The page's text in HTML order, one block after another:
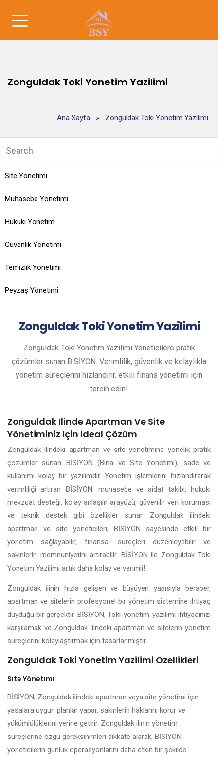
Zonguldak Toki Yonetim Yazilimi
Ana Sayfa » Zonguldak Toki Yonetim Yazilimi
Site Yönetimi
Muhasebe Yönetimi
Hukuki Yönetim
Güvenlik Yönetimi
Temizlik Yönetimi
Peyzaş Yönetimi
ZonguldakToki Yonetim Yazilimi
Zonguldak Toki Yonetim Yazilimi Yöneticilere pratik
çözümler sunan BİSİYON. Verimlilik, güvenlik ve kolaylıkla
yönetim süreçlerini hızlandırır. etkili finans yönetimi için
tercih edin!
Zonguldak Ilinde Apartman Ve Site
Yönetiminiz Için İdeal Çözüm
Zonguldak ilindeki apartman ve site yönetimine yönelik pratik
çözümler sunan BİSİYON (Bina ve Site Yönetimi), sade ve
kullanımı kolay bir yazılımdır. Yönetim işlemlerini hızlandırarak
verimliliği artıran BİSİYON, muhasebe ve aidat takibi, hukuki
mevzuat desteği, kolay anlaşılır arayüzü, güvenilir veri koruması
ve teknik destek gibi özellikler sunar. Zonguldak ilindeki
apartman ve site yöneticileri, BİSİYON sayesinde etkili bir
yönetim sağlayabilir, finansal süreçleri düzenleyebilir ve
sakinlerin memnuniyetini artırabilir. BİSİYON ile Zonguldak Toki
Yonetim Yazilimi artık daha kolay ve verimli!
Zonguldak ilinin hızla gelişen ve büyüyen yapısıyla beraber,
apartman ve sitelerin profesyonel bir yönetim sistemine ihtiyaç
duyduğu bir gerçektir. BİSİYON, Toki-yonetim-yazilimi ihtiyacınızı
karşılamak ve Zonguldak ilindeki apartman ve sitelerin yönetim
süreçlerini kolaylaştırmak için tasarlanmıştır.
Zonguldak Toki Yonetim Yazilimi Özellikleri
Site Yönetimi
BİSİYON, Zonguldak ilindeki apartman veya site yönetimi için
yasalara uygun planlar yapar, sakinlerin haklarını korur ve
yükümlülüklerini yerine getirir. Zonguldak ilinin yönetim
süreçlerine özgü gereksinimleri dikkate alarak, BİSİYON
yöneticilerin günlük operasyonlarını daha etkin bir şekilde